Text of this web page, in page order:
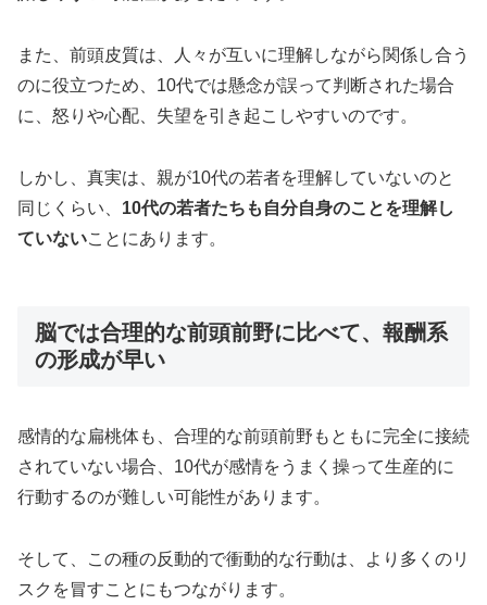
また、前頭皮質は、人々が互いに理解しながら関係し合う
のに役立つため、10代では懸念が誤って判断された場合
に、怒りや心配、失望を引き起こしやすいのです。
しかし、真実は、親が10代の若者を理解していないのと
同じくらい、 10代の若者たちも自分自身のことを理解し
ていないことにあります。
脳では合理的な前頭前野に比べて、報酬系
の形成が早い
感情的な扁桃体も、合理的な前頭前野もともに完全に接続
されていない場合、10代が感情をうまく操って生産的に
行動するのが難しい可能性があります。
そして、この種の反動的で衝動的な行動は、より多くのリ
スクを冒すことにもつながります。